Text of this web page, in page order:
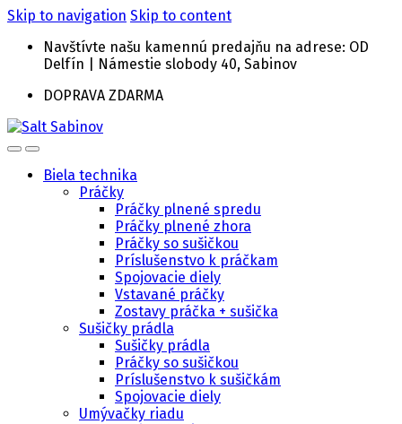
Skip to navigation Skip to content
Navštívte našu kamennú predajňu na adrese: OD
Delfín | Námestie slobody 40, Sabinov
DOPRAVA ZDARMA
Biela technika
Práčky
Práčky plnené spredu
Práčky plnené zhora
Práčky so sušičkou
Príslušenstvo k práčkam
Spojovacie diely
Vstavané práčky
Zostavy práčka + sušička
Sušičky prádla
Sušičky prádla
Práčky so sušičkou
Príslušenstvo k sušičkám
Spojovacie diely
Umývačky riadu